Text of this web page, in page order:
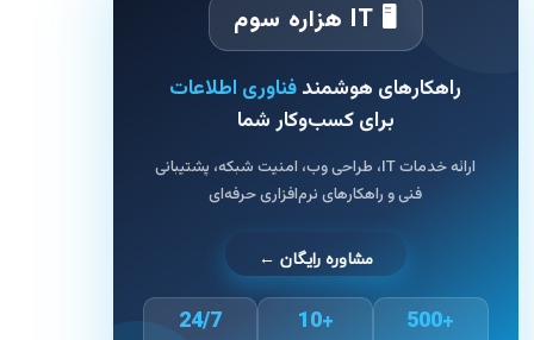
🖥 IT هزاره سوم
راهکارهای هوشمندفناوری اطلاعات
برای کسب‌وکار شما
ارائه خدمات IT، طراحی وب، امنیت شبکه، پشتیبانی
فنی و راهکارهای نرم‌افزاری حرفه‌ای
مشاوره رایگان ←
+500
+10
24/7